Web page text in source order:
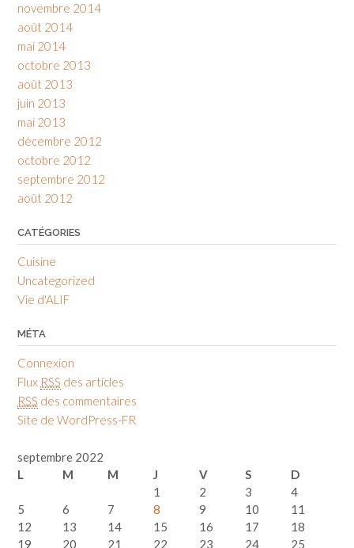
novembre 2014
août 2014
mai 2014
octobre 2013
août 2013
juin 2013
mai 2013
décembre 2012
octobre 2012
septembre 2012
août 2012
CATÉGORIES
Cuisine
Uncategorized
Vie d'ALIF
MÉTA
Connexion
Flux RSS des articles
RSS des commentaires
Site de WordPress-FR
septembre 2022
L
M M J V S
D
1
2 3
4
5
6 7 8 9 10
11
12
13 14 15 16 17
18
19
20 21 22 23 24 25